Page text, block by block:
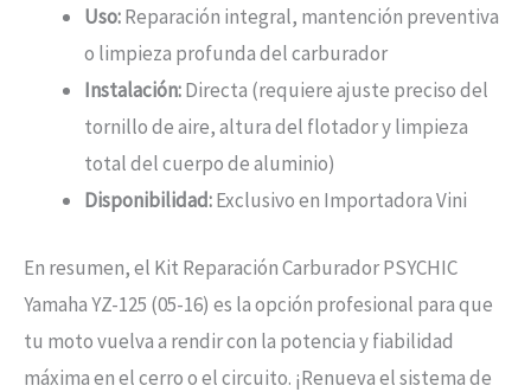
Uso:Reparación integral, mantención preventiva
o limpieza profunda del carburador
Instalación:Directa (requiere ajuste preciso del
tornillo de aire, altura del flotador y limpieza
total del cuerpo de aluminio)
Disponibilidad:Exclusivo en Importadora Vini
En resumen, el Kit Reparación Carburador PSYCHIC
Yamaha YZ-125 (05-16) es la opción profesional para que
tu moto vuelva a rendir con la potencia y fiabilidad
máxima en el cerro o el circuito. ¡Renueva el sistema de